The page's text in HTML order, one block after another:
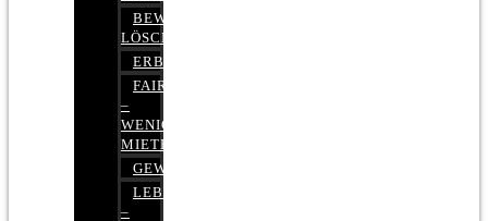
BEWERTUNGEN
LÖSCHEN
ERBRECHT
FAIRMIETEN
–
WENIGER
MIETE
GEWERBERECHT
LEBENSVERSICHERUNG
–